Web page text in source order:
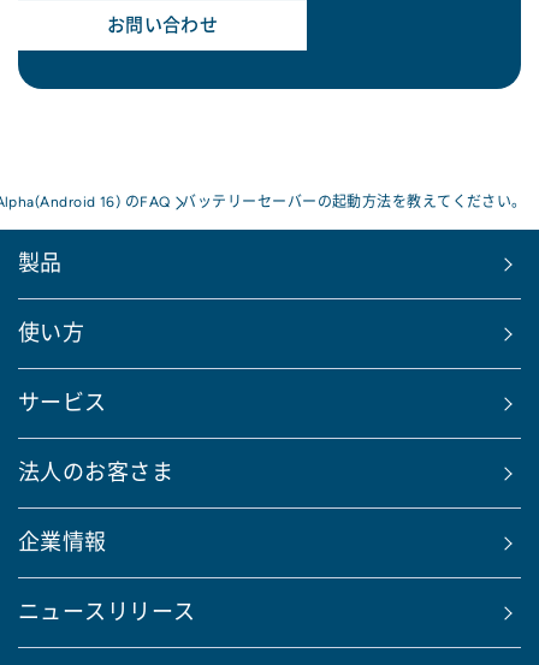
お問い合わせ
16) のFAQ バッテリーセーバーの起動方法を教えてください。
製品
使い方
サービス
法人のお客さま
企業情報
ニュースリリース